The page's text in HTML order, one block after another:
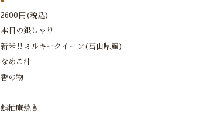
2600円(税込)
本日の銀しゃり
新米‼︎ミルキークイーン(富山県産)
なめこ汁
香の物
鮭柚庵焼き